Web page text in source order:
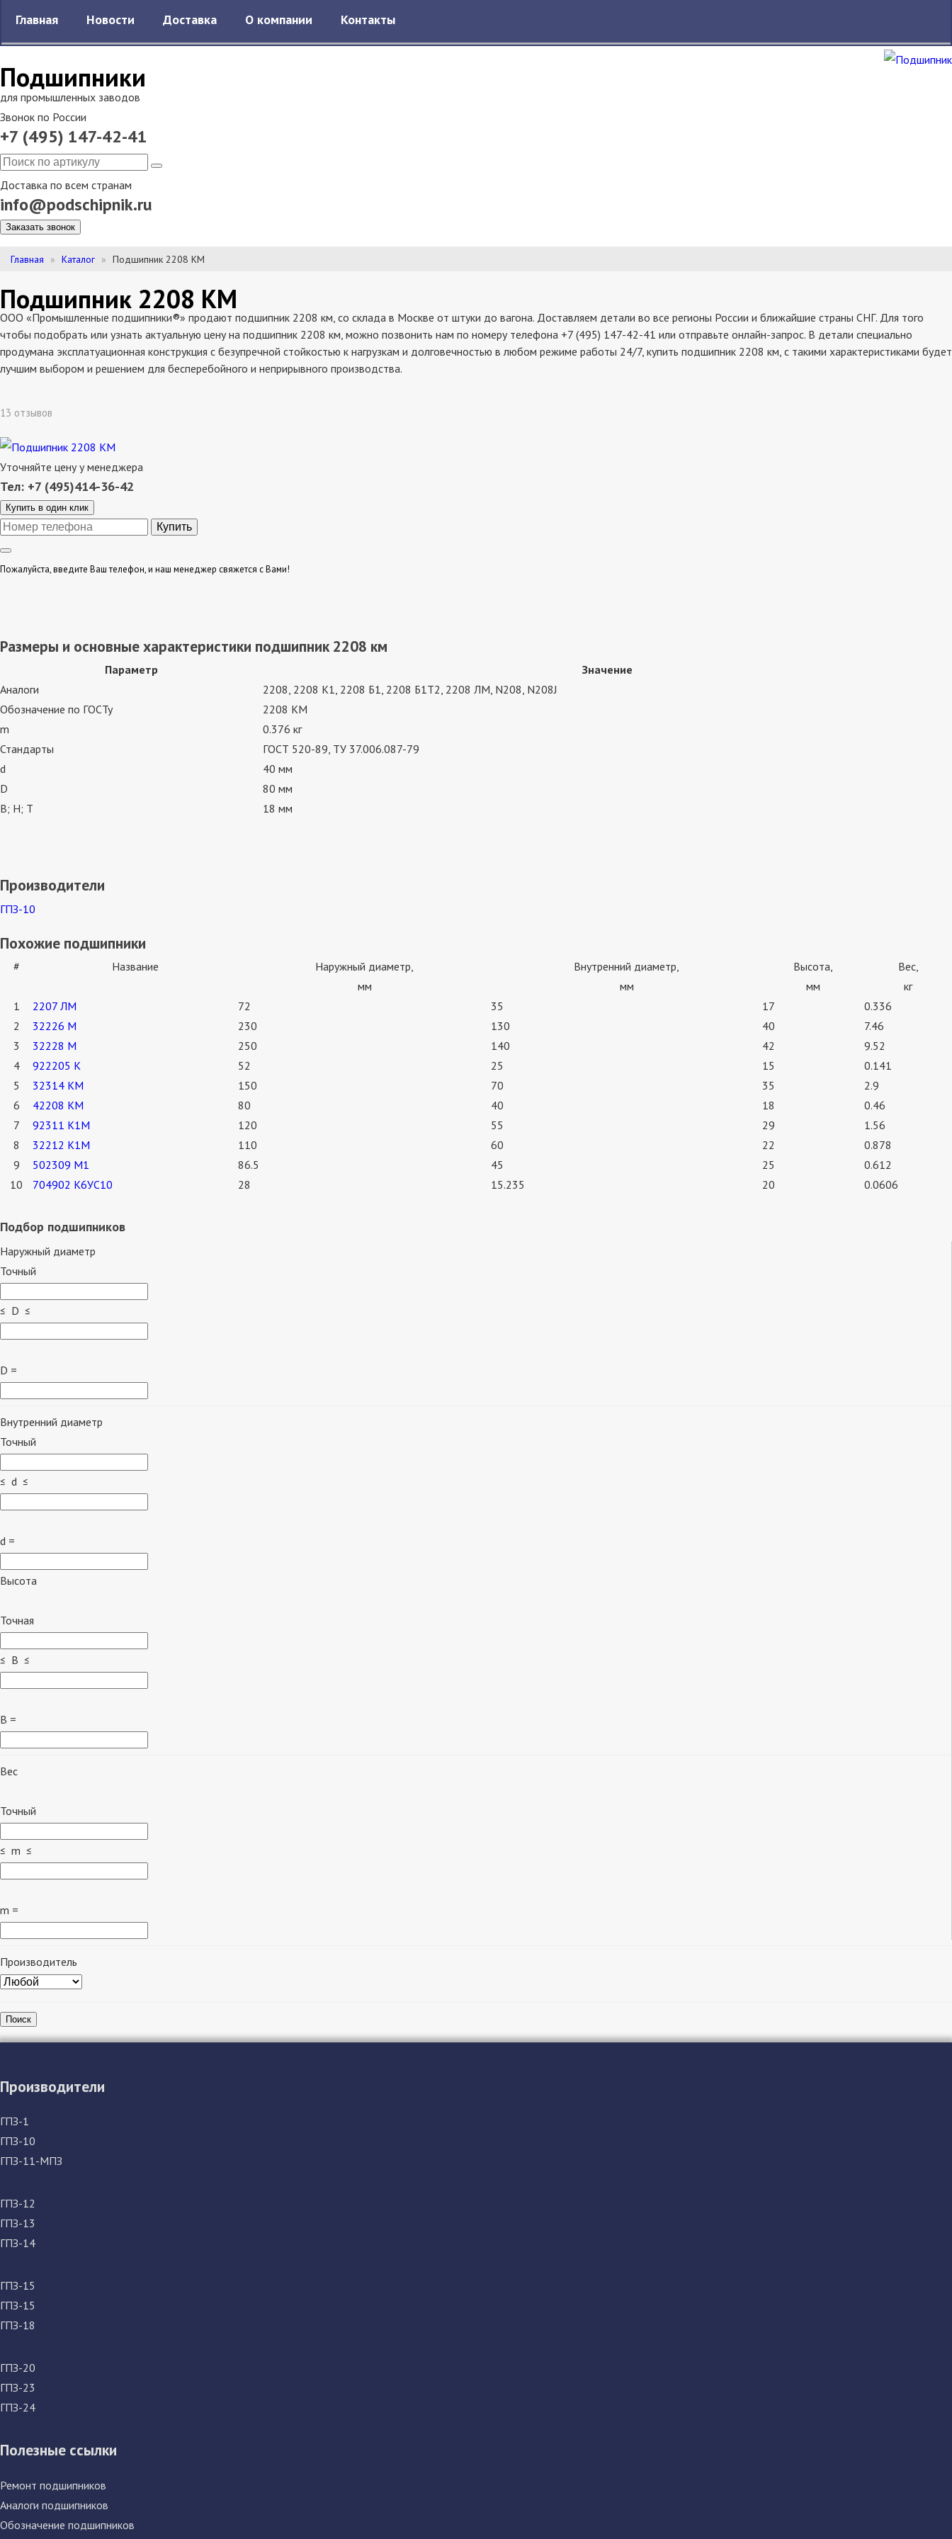
Подшипники
для промышленных заводов
Звонок по России
+7 (495) 147-42-41
Доставка по всем странам
info@podschipnik.ru
Заказать звонок
Главная Новости Доставка О компании Контакты
Главная Каталог Подшипник 2208 КМ
Подшипник 2208 КМ
ООО «Промышленные подшипники®» продают подшипник 2208 км, со склада в Москве от штуки до вагона. Доставляем детали во все регионы России и ближайшие страны СНГ. Для того
чтобы подобрать или узнать актуальную цену на подшипник 2208 км, можно позвонить нам по номеру телефона +7 (495) 147-42-41 или отправьте онлайн-запрос. В детали специально
продумана эксплатуационная конструкция с безупречной стойкостью к нагрузкам и долговечностью в любом режиме работы 24/7, купить подшипник 2208 км, с такими характеристиками будет
лучшим выбором и решением для бесперебойного и неприрывного производства.
13 отзывов
Уточняйте цену у менеджера
Тел: +7 (495)414-36-42
Купить в один клик
Пожалуйста, введите Ваш телефон, и наш менеджер свяжется с Вами!
Размеры и основные характеристики подшипник 2208 км
Параметр
Значение
Аналоги
2208, 2208 К1, 2208 Б1, 2208 Б1Т2, 2208 ЛМ, N208, N208J
Обозначение по ГОСТу
2208 КМ
m
0.376 кг
Стандарты
ГОСТ 520-89, ТУ 37.006.087-79
d
40 мм
D
80 мм
В; Н; Т
18 мм
Производители
ГПЗ-10
Похожие подшипники
# Название
Наружный диаметр,
мм
Внутренний диаметр,
мм
Высота,
мм
Вес,
кг
1
2207 ЛМ 72 35 17
0.336
2
32226 М 230 130 40
7.46
3
32228 М 250 140 42
9.52
4
922205 К 52 25 15
0.141
5
32314 КМ 150 70 35
2.9
6
42208 КМ 80 40 18
0.46
7
92311 К1М 120 55 29
1.56
8
32212 К1М 110 60 22
0.878
9
502309 М1 86.5 45 25
0.612
10
704902 К6УС10 28 15.235 20 0.0606
Подбор подшипников
Наружный диаметр
Точный
≤ D ≤
D =
Внутренний диаметр
Точный
≤ d ≤
d =
Высота
Точная
≤ B ≤
B =
Вес
Точный
≤ m ≤
m =
Производитель
Поиск
Производители
ГПЗ-1
ГПЗ-10
ГПЗ-11-МПЗ
ГПЗ-12
ГПЗ-13
ГПЗ-14
ГПЗ-15
ГПЗ-15
ГПЗ-18
ГПЗ-20
ГПЗ-23
ГПЗ-24
Полезные ссылки
Ремонт подшипников
Аналоги подшипников
Обозначение подшипников